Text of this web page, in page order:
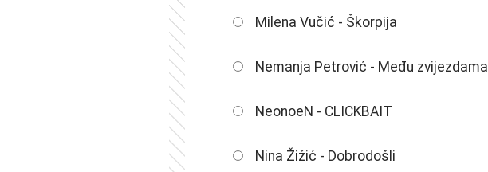
Milena Vučić - Škorpija
Nemanja Petrović - Među zvijezdama
NeonoeN - CLICKBAIT
Nina Žižić - Dobrodošli